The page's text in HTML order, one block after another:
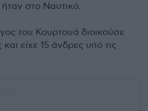
στο Ναυτικό.
του Κουρτουά διοικούσε
είχε 15 άνδρες υπό τις